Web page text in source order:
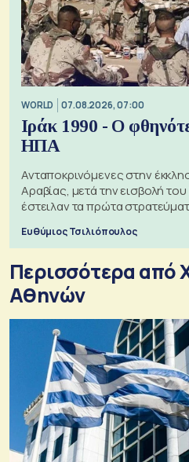
WORLD 07.08.2026, 07:00
Ιράκ 1990 - Ο
ΗΠΑ
Ανταποκρινόμενες στην
Αραβίας, μετά την εισβολή
έστειλαν τα πρώτα
Ευθύμιος Τσιλιόπουλος
Περισσότερα από
Αθηνών